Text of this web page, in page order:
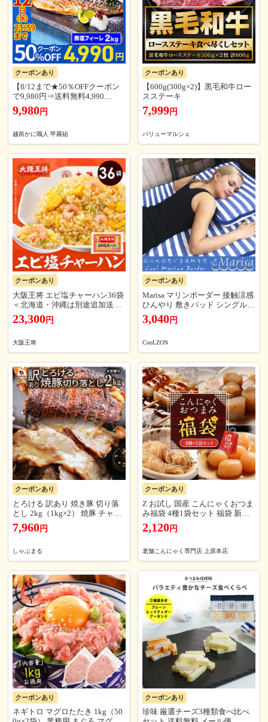
クーポンあり
【8/12まで★50％OFFクーポン
で9,980円⇒送料無料4,990
円！】北欧産 骨取りサバ2kg
（a:無塩フィーレ）さば 鯖 骨取
凍 解凍不要 冷凍 海鮮 冷凍食品
おかず 時短 鯖 煮つけ 焼き魚 フ
ライ おにぎり 業務用
9,980円
越前かに職人 甲羅組
クーポンあり
【600g(300g×2)】黒毛和牛ロー
スステーキ
7,999円
バリューマルシェ
クーポンあり
大阪王将 エビ塩チャーハン36袋
＜北海道・沖縄は別途追加送料
＞送料無料 冷凍食品 通販 チャ
ーハン 炒飯 ごはん 米 お米 お取
仕送り レンチン
23,300円
大阪王将
クーポンあり
Marisa マリンボーダー 接触涼感
ひんやり 敷きパッド シングル
マリーサ クール 夏物 節電 冷感
3,040円
CooLZON
クーポンあり
とろける 訳あり 焼き豚 切り落
とし 2kg（1kg×2） 焼豚 チャー
シュー やきぶた おつまみ チャ
ーハン 炒飯 丼 ラーメン 解凍す
7,960円
しゃぶまる
クーポンあり
Z お試し 国産 こんにゃくおつま
み福袋 4種1袋セット 福袋 新春 2
026 おつまみこんにゃく 玉こん
にゃく むすびしらたき みそ田楽
エット食品 低糖質 送料無料 食
品 家庭用 当店のイチオシ
2,120円
老舗こんにゃく専門店 上原本店
クーポンあり
ネギトロ マグロたたき 1kg（50
クーポンあり
珍味 厳選チーズ3種類食べ比べ